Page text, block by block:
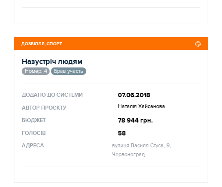
ДОЗВІЛЛЯ, СПОРТ
Назустріч людям
Номер: 4 Брав участь
ДОДАНО ДО СИСТЕМИ 07.06.2018
АВТОР ПРОЄКТУ Наталія Хайсанова
БЮДЖЕТ 78 944 грн.
ГОЛОСІВ 58
АДРЕСА
вулиця Василя Стуса, 9,
Червоноград